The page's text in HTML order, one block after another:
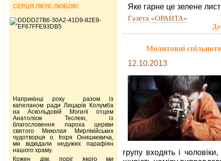
Яке гарне це зелене
Газета «ОРАНТА»
Молитовні
12.10.2013
групу входять і
СЕРЦЯ ЛІКУЄ ЛЮБОВ!
Наприкінці року разом із
капеланом ради Лицарів Колумба
на Аскольдовій Могилі отцем
Анатолієм Теслею, із
благословення пароха церкви
святого Миколая Мирлікійських
чудотворця о. Ігоря Онишкевича,
ми відвідали недужих парафіян
нашого храму.
Кожен дім, поріг якого ми